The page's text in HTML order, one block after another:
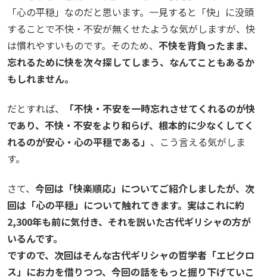
「心の平穏」なのだと思います。一見すると「快」に没頭
することで不快・不安が無くせたような気がしますが、快
は慣れやすいものです。そのため、 不快を背負ったまま、
忘れるために快を次々探してしまう、なんてこともあるか
もしれません。
だとすれば、
「不快・不安を一時忘れさせてくれるのが快
であり、不快・不安をより和らげ、根本的に少なくしてく
れるのが安心・心の平穏である」 、こう言える気がしま
す。
さて、 今回は「快楽順応」についてご紹介しましたが、次
回は「心の平穏」について触れてきます。実はこれに約
2,300年も前に気付き、それを説いた古代ギリシャの方が
いるんです。
ですので、次回はそんな古代ギリシャの哲学者「エピクロ
ス」にお力を借りつつ、今回の話をもっと掘り下げていこ